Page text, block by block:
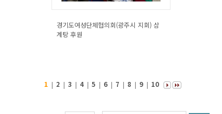
경기도여성단체협의회(광주시 지회) 삼
계탕 후원
1 | 2 | 3 | 4| 5 | 6| 7 | 8 | 9| 10